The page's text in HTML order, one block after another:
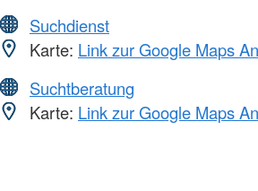
Suchdienst
Karte: Link zur Google Maps
Suchtberatung
Karte: Link zur Google Maps